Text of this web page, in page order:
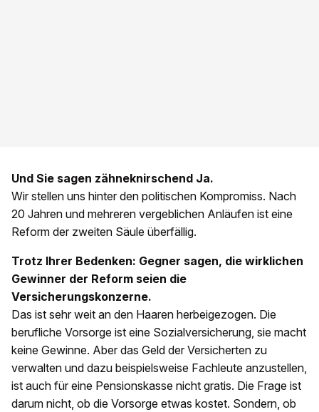
Und Sie sagen zähneknirschend Ja.
Wir stellen uns hinter den politischen Kompromiss. Nach
20 Jahren und mehreren vergeblichen Anläufen ist eine
Reform der zweiten Säule überfällig.
Trotz Ihrer Bedenken: Gegner sagen, die wirklichen
Gewinner der Reform seien die
Versicherungskonzerne.
Das ist sehr weit an den Haaren herbeigezogen. Die
berufliche Vorsorge ist eine Sozialversicherung, sie macht
keine Gewinne. Aber das Geld der Versicherten zu
verwalten und dazu beispielsweise Fachleute anzustellen,
ist auch für eine Pensionskasse nicht gratis. Die Frage ist
darum nicht, ob die Vorsorge etwas kostet. Sondern, ob